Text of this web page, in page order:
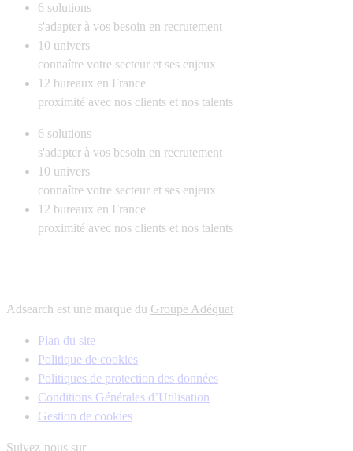
6 solutions
s'adapter à vos besoin en recrutement
10 univers
connaître votre secteur et ses enjeux
12 bureaux en France
proximité avec nos clients et nos talents
6 solutions
s'adapter à vos besoin en recrutement
10 univers
connaître votre secteur et ses enjeux
12 bureaux en France
proximité avec nos clients et nos talents
Adsearch est une marque du Groupe Adéquat
Plan du site
Politique de cookies
Politiques de protection des données
Conditions Générales d’Utilisation
Gestion de cookies
Suivez-nous sur